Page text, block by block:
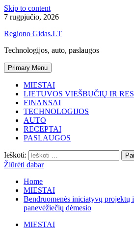
Skip to content
7 rugpjūčio, 2026
Regiono Gidas.LT
Technologijos, auto, paslaugos
Primary Menu
MIESTAI
LIETUVOS VIEŠBUČIŲ IR
FINANSAI
TECHNOLOGIJOS
AUTO
RECEPTAI
PASLAUGOS
Ieškoti:
Žiūrėti dabar
Home
MIESTAI
Bendruomenės iniciatyvų
panevėžiečių dėmesio
MIESTAI